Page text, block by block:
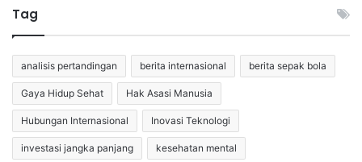
Tag
analisis pertandingan berita internasional berita sepak bola
Gaya Hidup Sehat Hak Asasi Manusia
Hubungan Internasional Inovasi Teknologi
investasi jangka panjang kesehatan mental